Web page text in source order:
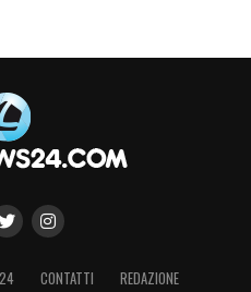
CONTATTI
REDAZIONE